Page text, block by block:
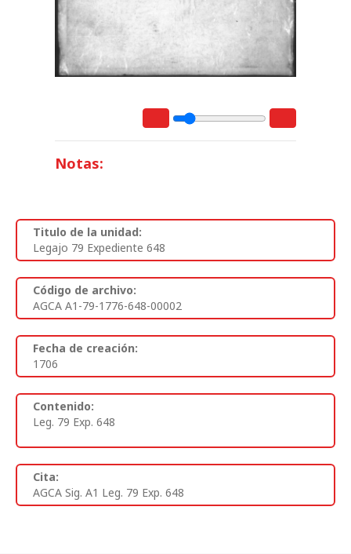
Notas:
Titulo de la unidad:
Legajo 79 Expediente 648
Código de archivo:
AGCA A1-79-1776-648-00002
Fecha de creación:
1706
Contenido:
Leg. 79 Exp. 648
Cita:
AGCA Sig. A1 Leg. 79 Exp. 648